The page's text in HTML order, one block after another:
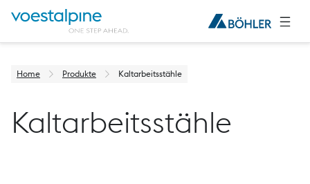
Home Produkte Kaltarbeitsstähle
Kaltarbeitsstähle